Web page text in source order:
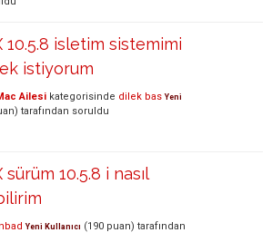
10.5.8 isletim sistemimi
istiyorum
Ailesi kategorisinde dilek bas Yeni
tarafından soruldu
sürüm 10.5.8 i nasıl
Yeni Kullanıcı (190 puan) tarafından